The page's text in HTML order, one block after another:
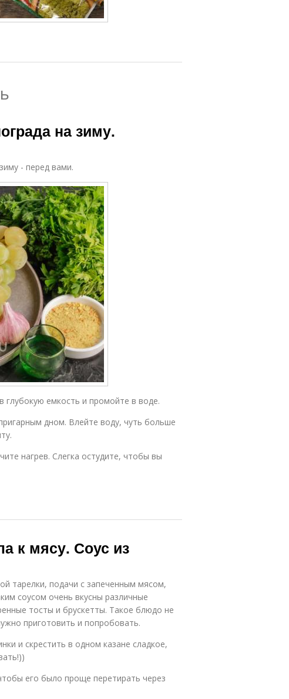
на зиму.
- перед вами.
глубокую емкость и промойте в воде.
дном. Влейте воду, чуть больше
нагрев. Слегка остудите, чтобы вы
к мясу. Соус из
тарелки, подачи с запеченным мясом,
соусом очень вкусны различные
тосты и брускетты. Такое блюдо не
приготовить и попробовать.
и скрестить в одном казане сладкое,
его было проще перетирать через